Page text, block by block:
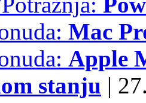
Mac
Apple
stanju |